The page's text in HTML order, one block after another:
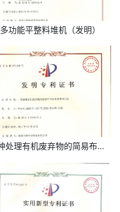
多功能平整料堆机（发明）
一种处理有机废弃物的简易布气管及其使用方法